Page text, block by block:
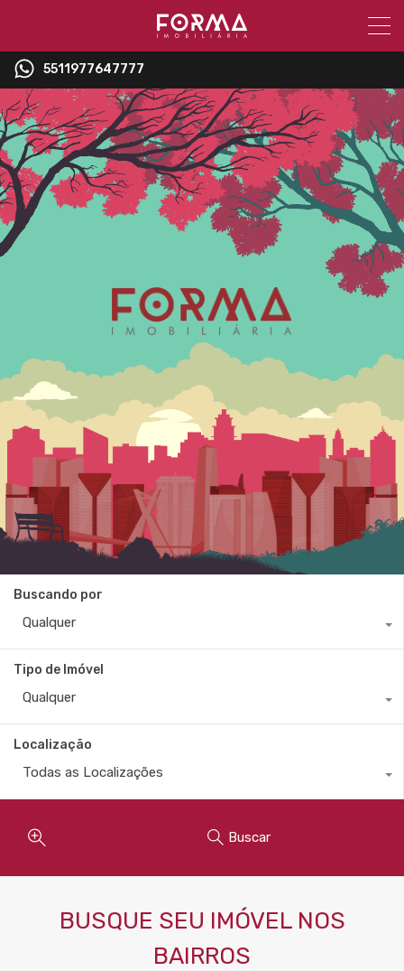
5511977647777
Buscando por
Qualquer
Tipo de Imóvel
Qualquer
Localização
Todas as Localizações
Buscar
BUSQUE SEU IMÓVEL NOS
BAIRROS